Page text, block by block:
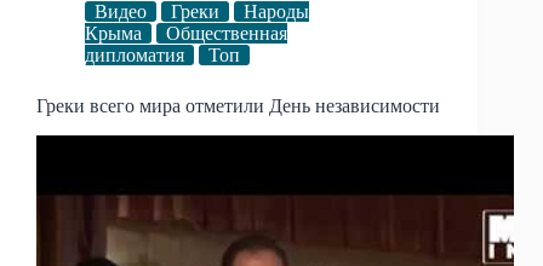
Видео Греки
Народы
Крыма
Общественная
дипломатия
Топ
Греки всего мира отметили День независимости